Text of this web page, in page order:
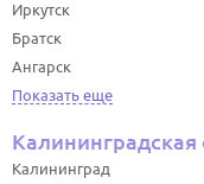
Иркутск
Братск
Ангарск
Показать еще
Калининградская
Калининград